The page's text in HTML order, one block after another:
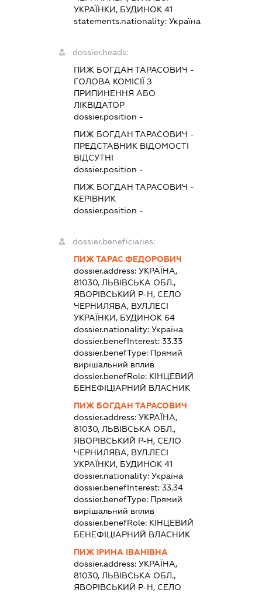
УКРАЇНКИ, БУДИНОК 41
statements.nationality: Україна
dossier.heads:
ПИЖ БОГДАН ТАРАСОВИЧ -
ГОЛОВА КОМІСІЇ З
ПРИПИНЕННЯ АБО
ЛІКВІДАТОР
dossier.position -
ПИЖ БОГДАН ТАРАСОВИЧ -
ПРЕДСТАВНИКВІДОМОСТІ
ВІДСУТНІ
dossier.position -
ПИЖ БОГДАН ТАРАСОВИЧ -
КЕРІВНИК
dossier.position -
dossier.beneficiaries:
ПИЖ ТАРАС ФЕДОРОВИЧ
dossier.address: УКРАЇНА,
81030, ЛЬВІВСЬКА ОБЛ.,
ЯВОРІВСЬКИЙ Р-Н, СЕЛО
ЧЕРНИЛЯВА, ВУЛ.ЛЕСІ
УКРАЇНКИ, БУДИНОК 64
dossier.nationality: Україна
dossier.benefInterest: 33.33
dossier.benefType: Прямий
вирішальний вплив
dossier.benefRole: КІНЦЕВИЙ
БЕНЕФІЦІАРНИЙ ВЛАСНИК
ПИЖ БОГДАН ТАРАСОВИЧ
dossier.address: УКРАЇНА,
81030, ЛЬВІВСЬКА ОБЛ.,
ЯВОРІВСЬКИЙ Р-Н, СЕЛО
ЧЕРНИЛЯВА, ВУЛ.ЛЕСІ
УКРАЇНКИ, БУДИНОК 41
dossier.nationality: Україна
dossier.benefInterest: 33.34
dossier.benefType: Прямий
вирішальний вплив
dossier.benefRole: КІНЦЕВИЙ
БЕНЕФІЦІАРНИЙ ВЛАСНИК
ПИЖ ІРИНА ІВАНІВНА
dossier.address: УКРАЇНА,
81030, ЛЬВІВСЬКА ОБЛ.,
ЯВОРІВСЬКИЙ Р-Н, СЕЛО